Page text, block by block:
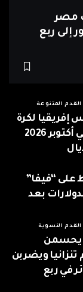
مصر
إلى ربع
المتنوعة
لكرة
القدم داخل القاعة في أكتوبر 2026
“فيفا”
بعد
النسوية
يحسمن
تنزانيا ويضربن
في ربع